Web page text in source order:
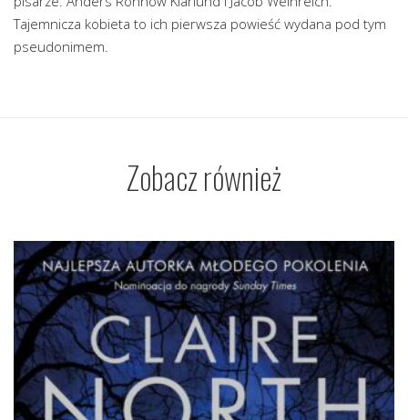
Tajemnicza kobieta to ich pierwsza powieść wydana pod tym
pseudonimem.
Zobacz również